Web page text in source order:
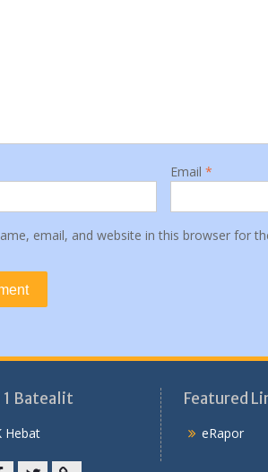
Email *
email, and website in this browser for
1 Batealit
Hebat
Featured
eRapor